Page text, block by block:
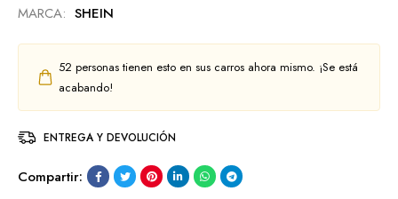
MARCA: SHEIN
52 personas tienen esto en sus carros ahora mismo. ¡Se está
acabando!
ENTREGA Y DEVOLUCIÓN
Compartir: